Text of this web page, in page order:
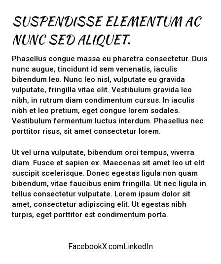
SUSPENDISSE ELEMENTUM AC
NUNC SED ALIQUET.
Phasellus congue massa eu pharetra consectetur. Duis
nunc augue, tincidunt id sem venenatis, iaculis
bibendum leo. Nunc leo nisl, vulputate eu gravida
vulputate, fringilla vitae elit. Vestibulum gravida leo
nibh, in rutrum diam condimentum cursus. In iaculis
nibh et leo pretium, eget congue lorem sodales.
Vestibulum fermentum luctus interdum. Phasellus nec
porttitor risus, sit amet consectetur lorem.
Ut vel urna vulputate, bibendum orci tempus, viverra
diam. Fusce et sapien ex. Maecenas sit amet leo ut elit
suscipit scelerisque. Donec egestas ligula non quam
bibendum, vitae faucibus enim fringilla. Ut nec ligula in
tellus consectetur vulputate. Lorem ipsum dolor sit
amet, consectetur adipiscing elit. Ut egestas nibh
turpis, eget porttitor est condimentum porta.
FacebookX.comLinkedIn